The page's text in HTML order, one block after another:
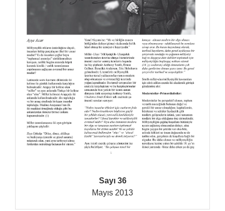
Sayı 36
Mayıs 2013